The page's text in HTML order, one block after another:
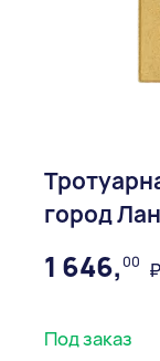
город
1 646,00
Под заказ